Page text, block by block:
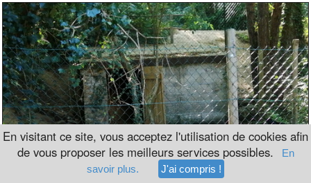
En visitant ce site, vous acceptez l'utilisation de cookies afin
de vous proposer les meilleurs services possibles.
En
savoir plus.
J'ai compris !